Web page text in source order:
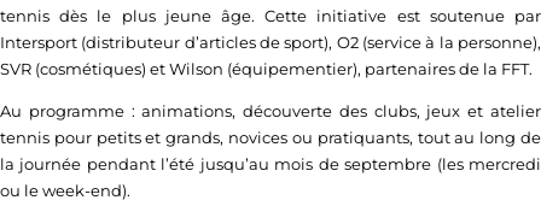
tennis dès le plus jeune âge. Cette initiative est soutenue par
Intersport (distributeur d’articles de sport), O2 (service à la personne),
SVR (cosmétiques) et Wilson (équipementier), partenaires de la FFT.
Au programme : animations, découverte des clubs, jeux et atelier
tennis pour petits et grands, novices ou pratiquants, tout au long de
la journée pendant l’été jusqu’au mois de septembre (les mercredi
ou le week-end).